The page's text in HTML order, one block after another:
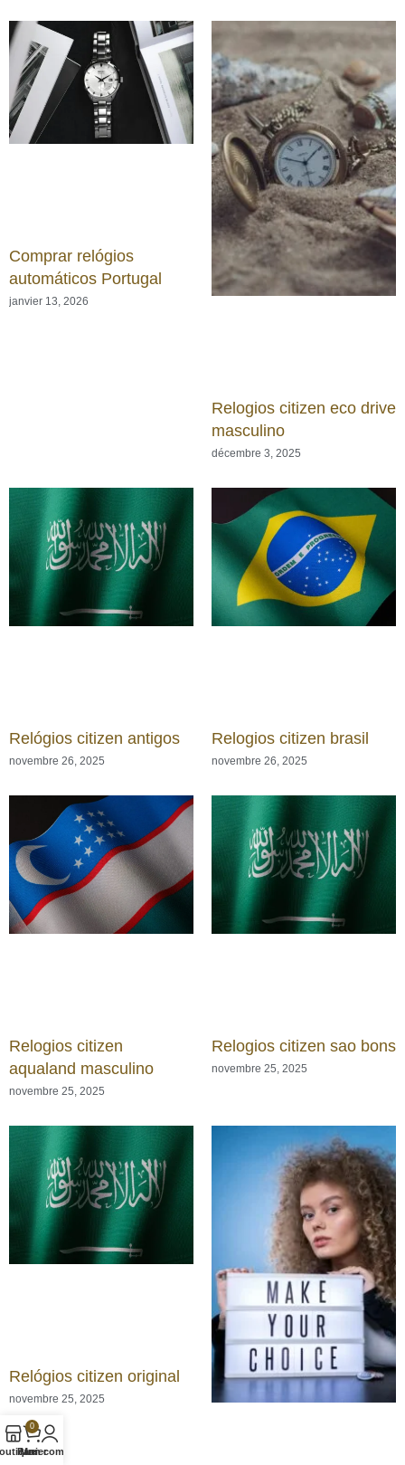
Comprar relógios
automáticos Portugal
janvier 13, 2026
Relogios citizen eco drive
masculino
décembre 3, 2025
Relógios citizen antigos
novembre 26, 2025
Relogios citizen brasil
novembre 26, 2025
Relogios citizen
aqualand masculino
novembre 25, 2025
Relogios citizen sao bons
novembre 25, 2025
Relógios citizen original
novembre 25, 2025
0
Panier
Mon compte